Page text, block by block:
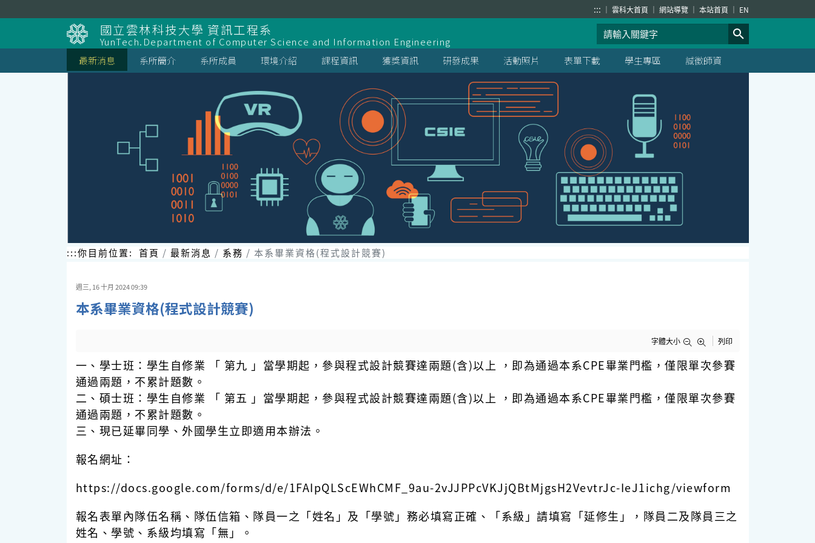
到
::: 雲科大首頁 網站導覽 本站首頁 EN
國立雲林科技大學 資訊工程系
YunTech.Department of Computer Science and Information Engineering
最新消息
系所簡介 系所成員 環境介紹 課程資訊 獲獎資訊 研發成果 活動照片 表單下載 學生專區 誠徵師資
:::你目前位置: 首頁 最新消息 系務 本系畢業資格(程式設計競賽)
週三, 16 十月 2024 09:39
本系畢業資格(程式設計競賽)
字體大小 列印
一、學士班：學生自修業 「 第九 」當學期起，參與程式設計競賽達兩題(含)以上 ，即為通過本系CPE畢業門檻，僅限單次參賽
通過兩題，不累計題數。
二、碩士班：學生自修業 「 第五 」當學期起，參與程式設計競賽達兩題(含)以上 ，即為通過本系CPE畢業門檻，僅限單次參賽
通過兩題，不累計題數。
三、現已延畢同學、外國學生立即適用本辦法。
報名網址：
https://docs.google.com/forms/d/e/1FAIpQLScEWhCMF_9au-2vJJPPcVKJjQBtMjgsH2VevtrJc-IeJ1ichg/viewform
報名表單內隊伍名稱、隊伍信箱、隊員一之「姓名」及「學號」務必填寫正確、「系級」請填寫「延修生」
，隊員二及隊員三之
姓名、學號、系級均填寫「無」。